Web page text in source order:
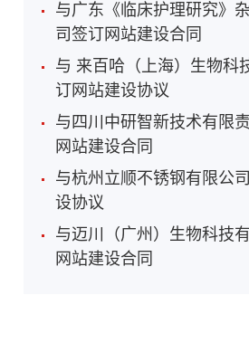
与广东《临床护理研究》
司签订网站建设合同
与 来百哈（上海）生物科
订网站建设协议
与四川中研智新技术有限
网站建设合同
与杭州立顺不锈钢有限公
设协议
与迈川（广州）生物科技
网站建设合同